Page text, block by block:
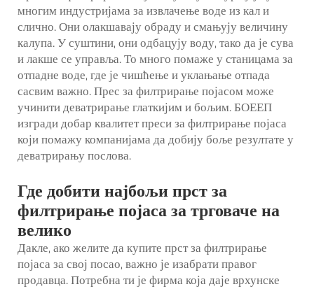
многим индустријама за извлачење воде из кал и
слично. Они олакшавају обраду и смањују величину
калупа. У суштини, они одбацују воду, тако да је сува
и лакше се управља. То много помаже у станицама за
отпадне воде, где је чишћење и уклањање отпада
сасвим важно. Прес за филтрирање појасом може
учинити деватрирање глаткијим и бољим. БОЕЕП
изгради добар квалитетпреси за филтрирање појаса
који помажу компанијама да добију боље резултате у
деватрирању послова.
Где добити најбољи прст за
филтрирање појаса за трговаче на
велико
Дакле, ако желите да купите прст за филтрирање
појаса за свој посао, важно је изабрати правог
продавца. Потребна ти је фирма која даје врхунске